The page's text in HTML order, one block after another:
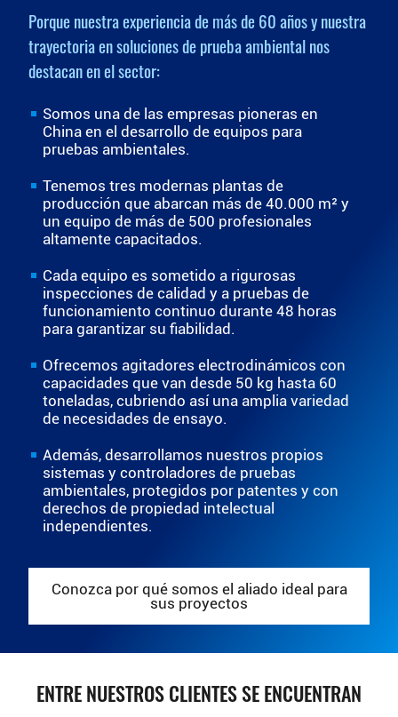
Porque nuestra experiencia de más de 60 años y nuestra
trayectoria en soluciones de prueba ambiental nos
destacan en el sector:
Somos una de las empresas pioneras en
China en el desarrollo de equipos para
pruebas ambientales.
Tenemos tres modernas plantas de
producción que abarcan más de 40.000 m² y
un equipo de más de 500 profesionales
altamente capacitados.
Cada equipo es sometido a rigurosas
inspecciones de calidad y a pruebas de
funcionamiento continuo durante 48 horas
para garantizar su fiabilidad.
Ofrecemos agitadores electrodinámicos con
capacidades que van desde 50 kg hasta 60
toneladas, cubriendo así una amplia variedad
de necesidades de ensayo.
Además, desarrollamos nuestros propios
sistemas y controladores de pruebas
ambientales, protegidos por patentes y con
derechos de propiedad intelectual
independientes.
Conozca por qué somos el aliado ideal para
sus proyectos
ENTRE NUESTROS CLIENTES SE ENCUENTRAN